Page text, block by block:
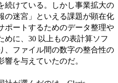
続けている。しかし事業拡大の
の迷宮」といえる課題が顕在化
ポートするためのデータ整理や
めに、30 以上もの表計算ソフ
、ファイル間の数字の整合性の
を与えていたのだ。